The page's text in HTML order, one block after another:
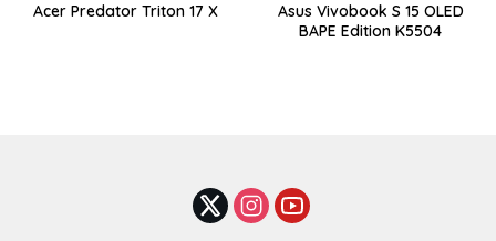
Acer Predator Triton 17 X
Asus Vivobook S 15 OLED
BAPE Edition K5504